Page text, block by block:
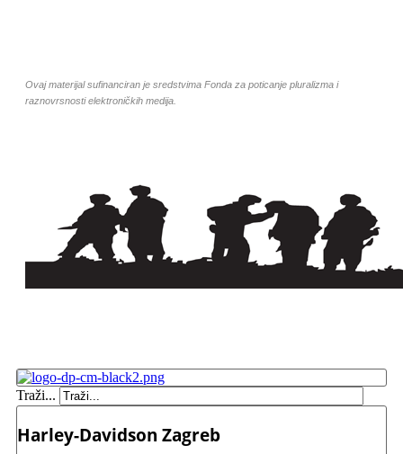
Ovaj materijal sufinanciran je sredstvima Fonda za poticanje pluralizma i
raznovrsnosti elektroničkih medija.
Traži...
Harley-Davidson Zagreb